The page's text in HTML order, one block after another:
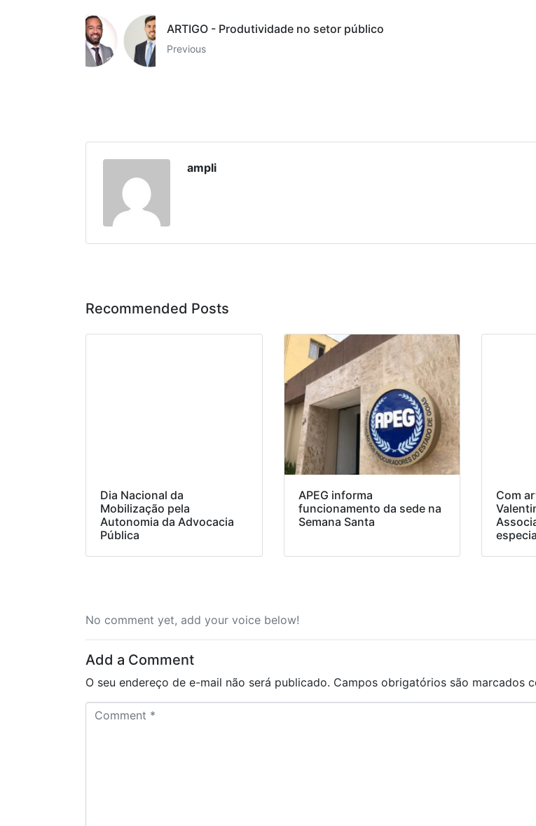
ARTIGO - Produtividade no setor público
Previous
ampli
Recommended Posts
Dia Nacional da
Mobilização pela
Autonomia da Advocacia
Pública
APEG informa
funcionamento da sede na
Semana Santa
Com
No comment yet, add your voice below!
Add a Comment
O seu endereço de e-mail não será publicado. Campos obrigatórios são marcados